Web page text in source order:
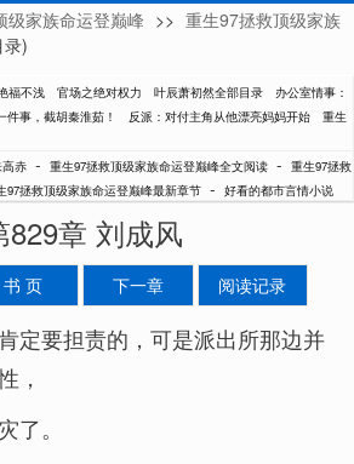
级家族命运登巅峰 >> 重生97拯救顶级家族
录)
福不浅 官场之绝对权力 叶辰萧初然全部目录
办公室情事：
件事，截胡秦淮茹！ 反派：对付主角从他漂亮妈妈开始
重生
赤 - 重生97拯救顶级家族命运登巅峰全文阅读 - 重生97拯救
97拯救顶级家族命运登巅峰最新章节 - 好看的都市言情小说
829章 刘成风
书 页 下一章 阅读记录
定要担责的，可是派出所那边并
，
了。